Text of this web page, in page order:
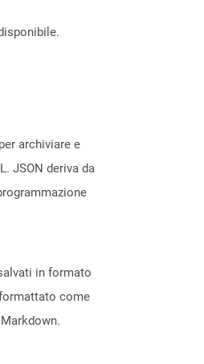
archiviare e
JSON deriva da
in formato
come